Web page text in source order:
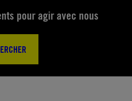
pour agir avec nous